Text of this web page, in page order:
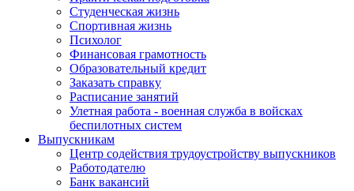
Студенческая жизнь
Спортивная жизнь
Психолог
Финансовая грамотность
Образовательный кредит
Заказать справку
Расписание занятий
Улетная работа - военная служба в войсках
беспилотных систем
Выпускникам
Центр содействия трудоустройству выпускников
Работодателю
Банк вакансий